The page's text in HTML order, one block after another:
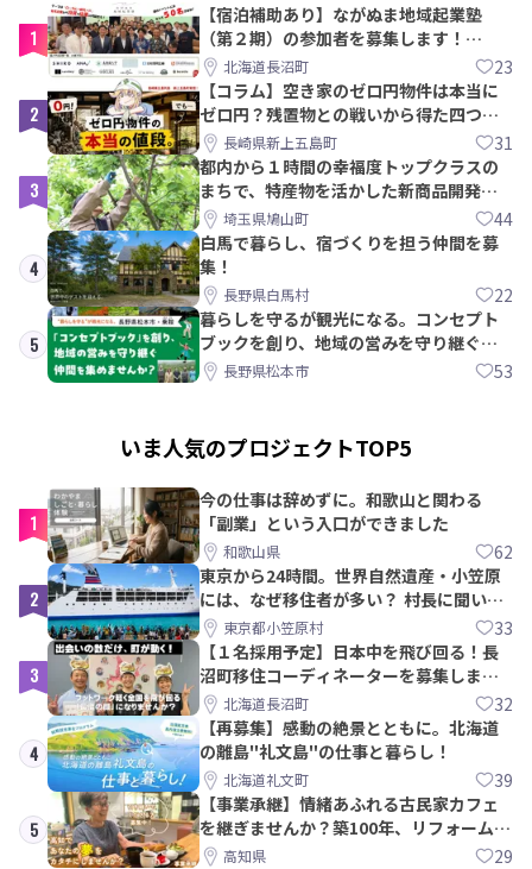
1
【宿泊補助あり】ながぬま地域起業塾
（第２期）の参加者を募集します！
【8/21〆】
北海道長沼町 23
2
【コラム】空き家のゼロ円物件は本当に
ゼロ円？残置物との戦いから得た四つの
教訓｜新上五島町
長崎県新上五島町 31
3
都内から１時間の幸福度トップクラスの
まちで、特産物を活かした新商品開発＆
PRメンバー募集！
埼玉県鳩山町 44
4
白馬で暮らし、宿づくりを担う仲間を募
集！
長野県白馬村 22
5
暮らしを守るが観光になる。コンセプト
ブックを創り、地域の営みを守り継ぐ仲
間を集めませんか？
長野県松本市 53
いま人気のプロジェクトTOP5
1
今の仕事は辞めずに。和歌山と関わる
「副業」という入口ができました
和歌山県 62
2
東京から24時間。世界自然遺産・小笠原
には、なぜ移住者が多い？ 村長に聞いて
みた東京都小笠原村 33
3
【１名採用予定】日本中を飛び回る！長
沼町移住コーディネーターを募集しま
す！北海道長沼町 32
4
【再募集】感動の絶景とともに。北海道
の離島"礼文島"の仕事と暮らし！
北海道礼文町 39
5
【事業承継】情緒あふれる古民家カフェ
を継ぎませんか？築100年、リフォームか
ら約10年！
高知県 29